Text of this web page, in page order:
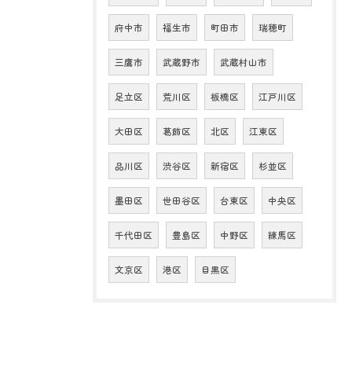
府中市 福生市 町田市 瑞穂町
三鷹市 武蔵野市 武蔵村山市
足立区 荒川区 板橋区 江戸川区
大田区 葛飾区 北区 江東区
品川区 渋谷区 新宿区 杉並区
墨田区 世田谷区 台東区 中央区
千代田区 豊島区 中野区 練馬区
文京区 港区 目黒区